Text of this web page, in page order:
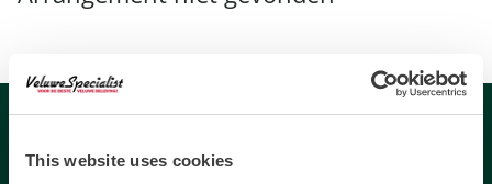
This website uses cookies
Gespecialiseerd in